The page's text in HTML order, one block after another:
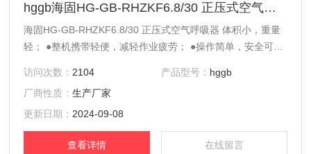
hggb海固HG-GB-RHZKF6.8/30 正压式空气呼吸器
海固HG-GB-RHZKF6.8/30 正压式空气呼吸器 体积小，重量
轻； ●整机携带轻便，减轻作业疲劳； ●操作简单，安全可
方便，高效性能； ●满足有效时间内的工作供气。 消防救
援、石油燃气、化工生产，矿山开采、冶金、防疫、农业生
产、轻工制造、电力、船舶等行业中工作，可能会接触到大量
的毒气、浓烟、粉尘、蒸
访问次数： 2104 产品型号： hggb
厂商性质：生产厂家
更新日期： 2024-09-08
查看详情 在线留言